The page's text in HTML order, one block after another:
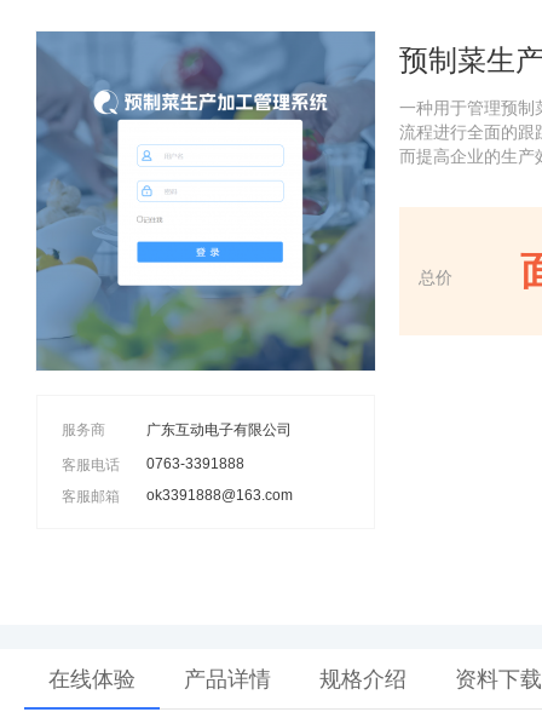
服务商 广东互动电子有限公司
客服电话
0763-3391888
客服邮箱
ok3391888@163.com
预制菜生
一种用于管理预制
流程进行全面的跟
而提高企业的生产
总价
在线体验 产品详情 规格介绍 资料下载